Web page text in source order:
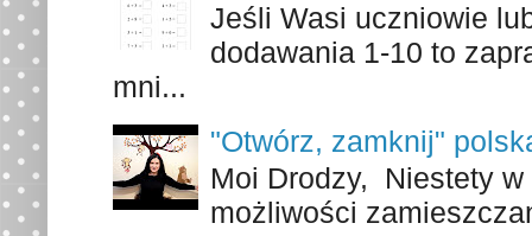
Jeśli Wasi uczniowie
dodawania 1-10 to
mni...
"Otwórz, zamknij"
Moi Drodzy, Niestety w
możliwości